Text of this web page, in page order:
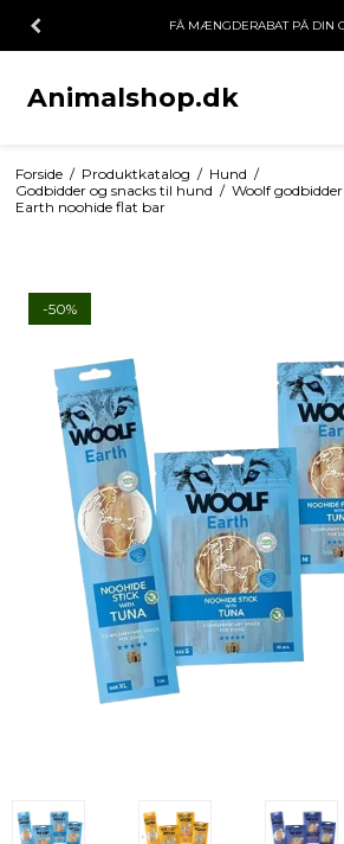
1-2 HVERDAGE
Animalshop.dk
Forside / Produktkatalog / Hund /
Godbidder og snacks til hund / Woolf godbidder
Earth noohide flat bar
-50%